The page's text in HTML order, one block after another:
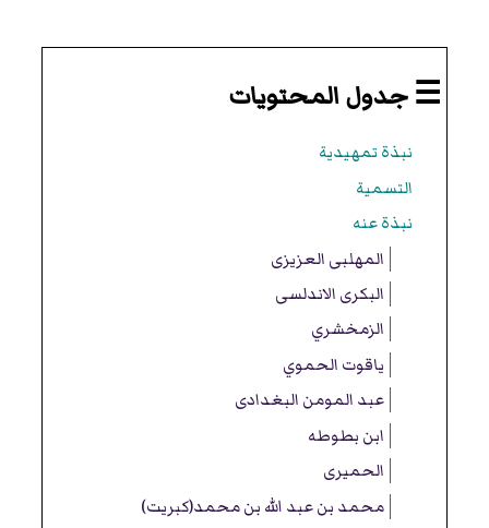
☰ جدول المحتويات
نبذة تمهيدية
التسمية
نبذة عنه
المهلبی العزیزی
البکری الاندلسی
الزمخشري
ياقوت الحموي
عبد المومن البغدادی
ابن بطوطه
الحمیری
محمد بن عبد الله بن محمد(کبریت)